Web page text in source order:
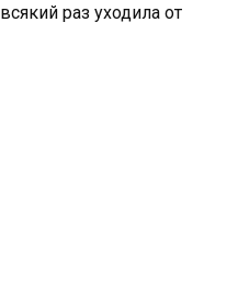
раз уходила от